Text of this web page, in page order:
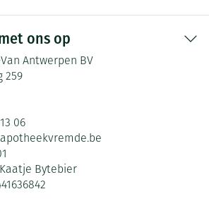
ons op
Antwerpen BV
259
06
apotheekvremde.be
Kaatje Bytebier